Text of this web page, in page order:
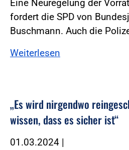
Eine Neuregelung der
fordert die SPD von
Buschmann. Auch die
Weiterlesen
„Es wird nirgendwo
wissen, dass es sicher ist“
01.03.2024 |